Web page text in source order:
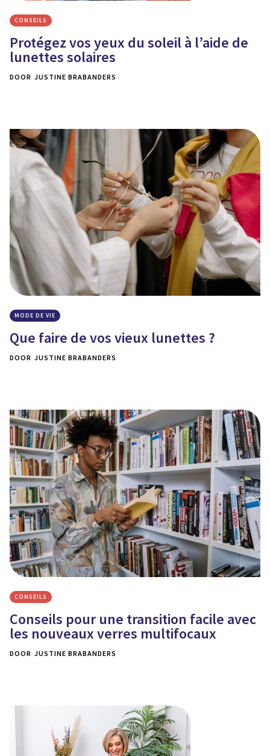
CONSEILS
Protégez vos yeux du soleil à l’aide de
lunettes solaires
DOOR JUSTINE BRABANDERS
MODE DE VIE
Que faire de vos vieux lunettes ?
DOOR JUSTINE BRABANDERS
CONSEILS
Conseils pour une transition facile avec
les nouveaux verres multifocaux
DOOR JUSTINE BRABANDERS